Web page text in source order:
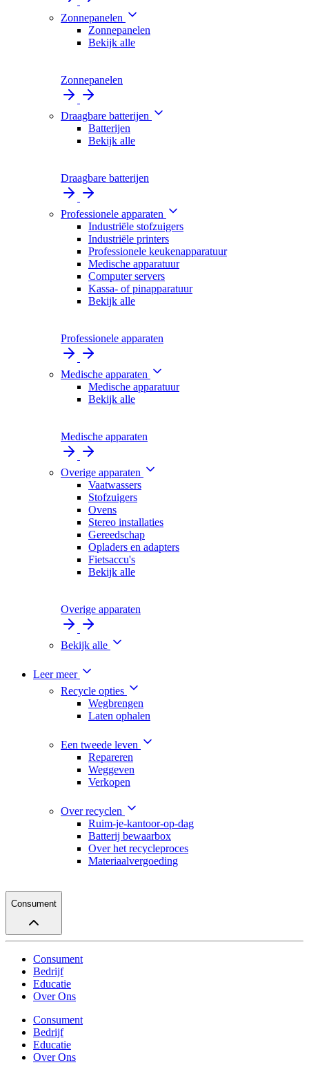
Zonnepanelen
Zonnepanelen
Bekijk alle
Zonnepanelen
Draagbare batterijen
Batterijen
Bekijk alle
Draagbare batterijen
Professionele apparaten
Industriële stofzuigers
Industriële printers
Professionele keukenapparatuur
Medische apparatuur
Computer servers
Kassa- of pinapparatuur
Bekijk alle
Professionele apparaten
Medische apparaten
Medische apparatuur
Bekijk alle
Medische apparaten
Overige apparaten
Vaatwassers
Stofzuigers
Ovens
Stereo installaties
Gereedschap
Opladers en adapters
Fietsaccu's
Bekijk alle
Overige apparaten
Bekijk alle
Leer meer
Recycle opties
Wegbrengen
Laten ophalen
Een tweede leven
Repareren
Weggeven
Verkopen
Over recyclen
Ruim-je-kantoor-op-dag
Batterij bewaarbox
Over het recycleproces
Materiaalvergoeding
Consument
Consument
Bedrijf
Educatie
Over Ons
Consument
Bedrijf
Educatie
Over Ons